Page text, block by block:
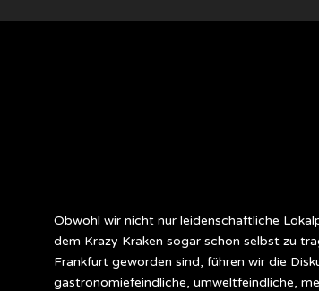
Obwohl wir nicht nur leidenschaftliche
dem Krazy Kraken sogar schon selbst zu
Frankfurt geworden sind, führen wir die
gastronomiefeindliche, umweltfeindliche,